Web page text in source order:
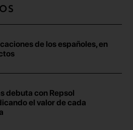
de los españoles, en
debuta con Repsol
el valor de cada